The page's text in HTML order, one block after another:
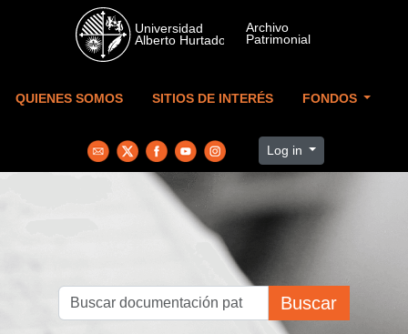
Skip to main content
QUIENES SOMOS SITIOS DE INTERÉS FONDOS
Log in
Buscar